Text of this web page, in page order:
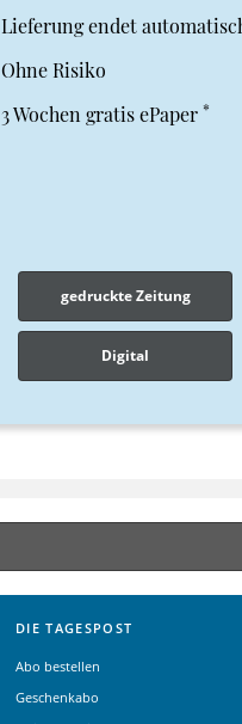
Lieferung endet
Ohne Risiko
3 Wochen gratis ePaper *
gedruckte Zeitung
Digital
DIE TAGESPOST
Abo bestellen
Geschenkabo